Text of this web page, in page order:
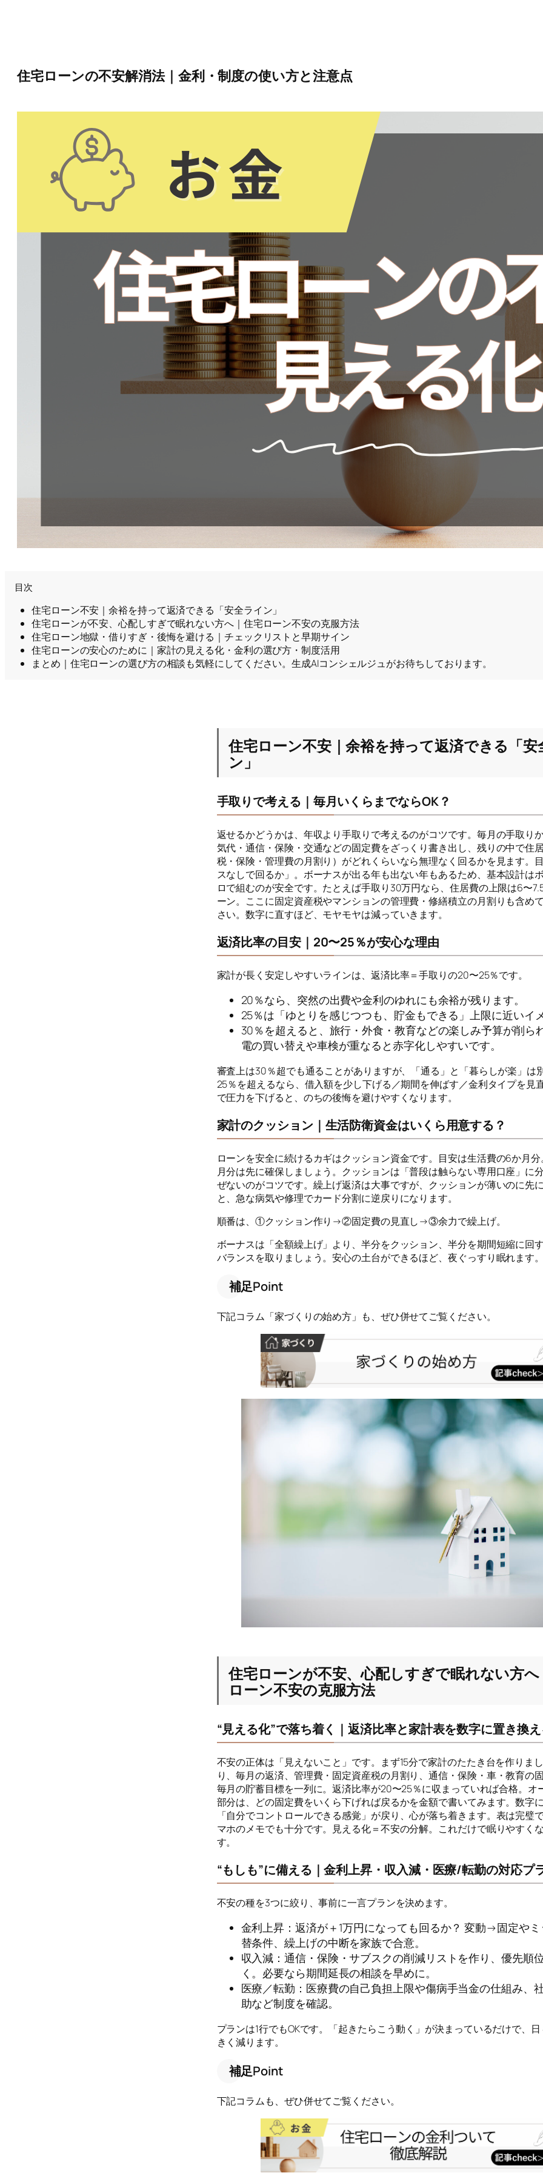
住宅ローンの不安解消法｜金利・制度の使い方と注意点
目次
住宅ローン不安｜余裕を持って返済できる「安全ライン」
住宅ローンが不安、心配しすぎで眠れない方へ｜住宅ローン不安の克服方法
住宅ローン地獄・借りすぎ・後悔を避ける｜チェックリストと早期サイン
住宅ローンの安心のために｜家計の見える化・金利の選び方・制度活用
まとめ｜住宅ローンの選び方の相談も気軽にしてください。生成AIコンシェルジュがお待ちしております。
住宅ローン不安｜余裕を持って返済できる「安
ン」
手取りで考える｜毎月いくらまでならOK？
返せるかどうかは、年収より手取りで考えるのがコツです。毎月の手取り
気代・通信・保険・交通などの固定費をざっくり書き出し、残りの中で住
税・保険・管理費の月割り）がどれくらいなら無理なく回るかを見ます。
スなしで回るか」。ボーナスが出る年も出ない年もあるため、基本設計は
ロで組むのが安全です。たとえば手取り30万円なら、住居費の上限は6〜
ーン。ここに固定資産税やマンションの管理費・修繕積立の月割りも含め
さい。数字に直すほど、モヤモヤは減っていきます。
返済比率の目安｜20〜25％が安心な理由
家計が長く安定しやすいラインは、返済比率＝手取りの20〜25％です。
20％なら、突然の出費や金利のゆれにも余裕が残ります。
25％は「ゆとりを感じつつも、貯金もできる」上限に近いイ
30％を超えると、旅行・外食・教育などの楽しみ予算が削ら
電の買い替えや車検が重なると赤字化しやすいです。
審査上は30％超でも通ることがありますが、「通る」と「暮らしが楽」は
25％を超えるなら、借入額を少し下げる／期間を伸ばす／金利タイプを見
で圧力を下げると、のちの後悔を避けやすくなります。
家計のクッション｜生活防衛資金はいくら用意する？
ローンを安全に続けるカギはクッション資金です。目安は生活費の6か月
月分は先に確保しましょう。クッションは「普段は触らない専用口座」に
ぜないのがコツです。繰上げ返済は大事ですが、クッションが薄いのに先
と、急な病気や修理でカード分割に逆戻りになります。
順番は、①クッション作り→②固定費の見直し→③余力で繰上げ。
ボーナスは「全額繰上げ」より、半分をクッション、半分を期間短縮に回
バランスを取りましょう。安心の土台ができるほど、夜ぐっすり眠れます
補足Point
下記コラム「家づくりの始め方」も、ぜひ併せてご覧ください。
住宅ローンが不安、心配しすぎで眠れない方
ローン不安の克服方法
“見える化”で落ち着く｜返済比率と家計表を数字に置き換
不安の正体は「見えないこと」です。まず15分で家計のたたき台を作りま
り、毎月の返済、管理費・固定資産税の月割り、通信・保険・車・教育の
毎月の貯蓄目標を一列に。返済比率が20〜25％に収まっていれば合格。オ
部分は、どの固定費をいくら下げれば戻るかを金額で書いてみます。数字
「自分でコントロールできる感覚」が戻り、心が落ち着きます。表は完璧
マホのメモでも十分です。見える化＝不安の分解。これだけで眠りやすく
す。
“もしも”に備える｜金利上昇・収入減・医療/転勤の対応プ
不安の種を3つに絞り、事前に一言プランを決めます。
金利上昇：返済が＋1万円になっても回るか？ 変動→固定や
替条件、繰上げの中断を家族で合意。
収入減：通信・保険・サブスクの削減リストを作り、優先順
く。必要なら期間延長の相談を早めに。
医療／転勤：医療費の自己負担上限や傷病手当金の仕組み、
助など制度を確認。
プランは1行でもOKです。「起きたらこう動く」が決まっているだけで、
きく減ります。
補足Point
下記コラムも、ぜひ併せてご覧ください。